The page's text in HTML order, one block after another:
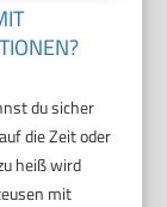
du sicher
die Zeit oder
heiß wird
mit